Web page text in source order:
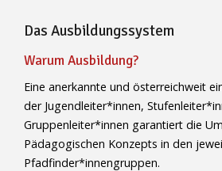
Das Ausbildungssystem
Warum Ausbildung?
Eine anerkannte und österreichweit
der Jugendleiter*innen,
Gruppenleiter*innen garantiert die
Pädagogischen Konzepts in den
Pfadfinder*innengruppen.